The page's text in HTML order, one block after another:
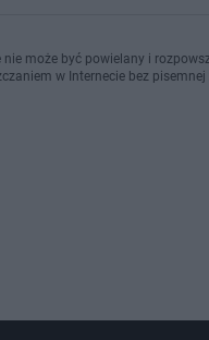
może być powielany i
w Internecie bez